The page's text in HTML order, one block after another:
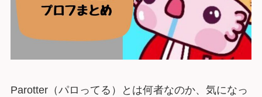
Parotter（パロってる）とは何者なのか、気になっ